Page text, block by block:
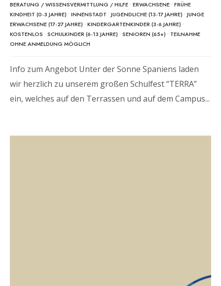
BERATUNG / WISSENSVERMITTLUNG / HILFE • ERWACHSENE • FRÜHE
KINDHEIT (0-3 JAHRE) • INNENSTADT •JUGENDLICHE (13-17 JAHRE) •JUNGE
ERWACHSENE (17-27 JAHRE) • KINDERGARTENKINDER (3-6 JAHRE) •
KOSTENLOS • SCHULKINDER (6-13 JAHRE) • SENIOREN (65+) • TEILNAHME
OHNE ANMELDUNG MÖGLICH
Info zum Angebot Unter der Sonne Spaniens laden
wir herzlich zu unserem großen Schulfest “TERRA”
ein, welches auf den Terrassen und auf dem Campus...